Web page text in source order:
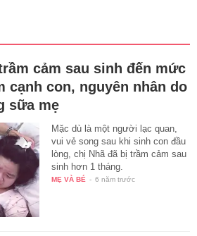
cảm sau sinh đến mức
cạnh con, nguyên nhân do
sữa mẹ
Mặc dù là một người lạc quan,
vui vẻ song sau khi sinh con đầu
lòng, chị Nhã đã bị trầm cảm sau
sinh hơn 1 tháng.
MẸ VÀ BÉ - 6 năm trước